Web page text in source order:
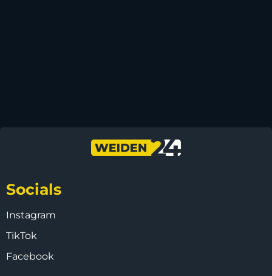
Socials
Instagram
TikTok
Facebook